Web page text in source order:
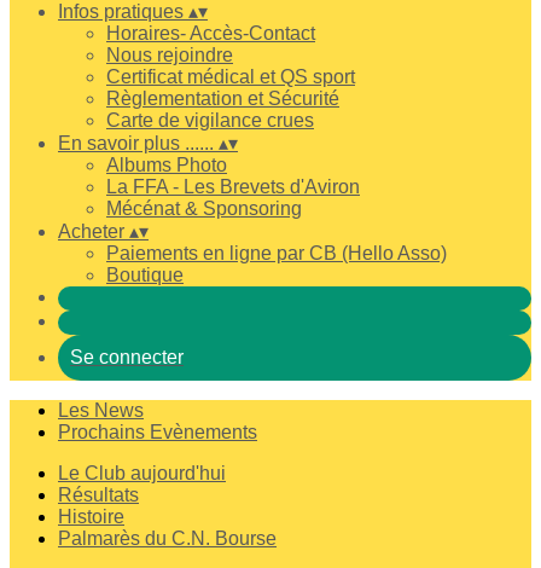
Infos pratiques ▴▾
Horaires- Accès-Contact
Nous rejoindre
Certificat médical et QS sport
Règlementation et Sécurité
Carte de vigilance crues
En savoir plus ...... ▴▾
Albums Photo
La FFA - Les Brevets d'Aviron
Mécénat & Sponsoring
Acheter ▴▾
Paiements en ligne par CB (Hello Asso)
Boutique
Se connecter
Les News
Prochains Evènements
Le Club aujourd'hui
Résultats
Histoire
Palmarès du C.N. Bourse